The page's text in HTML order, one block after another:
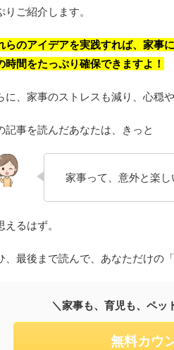
りご紹介します。
らのアイデアを実践すれば、家事
時間をたっぷり確保できますよ！
に、家事のストレスも減り、心穏
記事を読んだあなたは、きっと
家事って、意外と楽し
えるはず。
、最後まで読んで、あなただけの
＼家事も、育児も、ペッ
無料カウ